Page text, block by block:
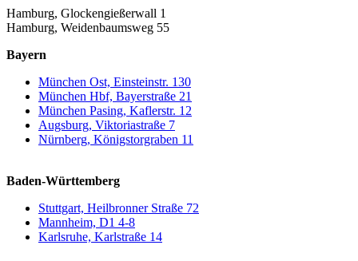
Hamburg, Glockengießerwall 1
Hamburg, Weidenbaumsweg 55
Bayern
München Ost, Einsteinstr. 130
München Hbf, Bayerstraße 21
München Pasing, Kaflerstr. 12
Augsburg, Viktoriastraße 7
Nürnberg, Königstorgraben 11
Baden-Württemberg
Stuttgart, Heilbronner Straße 72
Mannheim, D1 4-8
Karlsruhe, Karlstraße 14